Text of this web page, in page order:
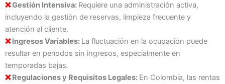
❌Gestión Intensiva: Requiere una administración activa,
incluyendo la gestión de reservas, limpieza frecuente y
atención al cliente.
❌Ingresos Variables: La fluctuación en la ocupación puede
resultar en períodos sin ingresos, especialmente en
temporadas bajas.
❌Regulaciones y Requisitos Legales: En Colombia, las rentas